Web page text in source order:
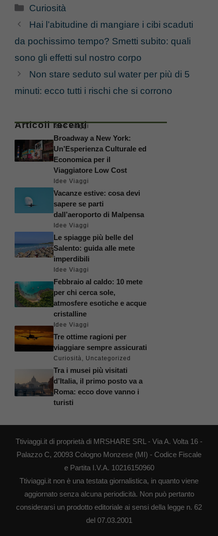
Categorie
Curiosità
Hai l’abitudine di mangiare i cibi scaduti
da pochissimo tempo? Smetti subito: quali
sono gli effetti sul nostro corpo
Non stare seduto sul water per più di 5
minuti: ecco tutti i rischi che si corrono
Articoli recenti
Idee Viaggi
Broadway a New York:
Un’Esperienza Culturale ed
Economica per il
Viaggiatore Low Cost
Idee Viaggi
Vacanze estive: cosa devi
sapere se parti
dall’aeroporto di Malpensa
Idee Viaggi
Le spiagge più belle del
Salento: guida alle mete
imperdibili
Idee Viaggi
Febbraio al caldo: 10 mete
per chi cerca sole,
atmosfere esotiche e acque
cristalline
Idee Viaggi
Tre ottime ragioni per
viaggiare sempre assicurati
Curiosità, Uncategorized
Tra i musei più visitati
d’Italia, il primo posto va a
Roma: ecco dove vanno i
turisti
Ttiviaggi.it di proprietà di MRSHARE SRL - Via A. Volta 16 -
Palazzo C, 20093 Cologno Monzese (MI) - Codice Fiscale
e Partita I.V.A. 10216150960
Ttiviaggi.it non è una testata giornalistica, in quanto viene
aggiornato senza alcuna periodicità. Non può pertanto
considerarsi un prodotto editoriale ai sensi della legge n. 62
del 07.03.2001